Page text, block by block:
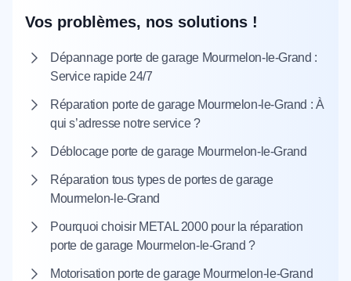
Vos problèmes, nos solutions !
Dépannage porte de garage Mourmelon-le-Grand :
Service rapide 24/7
Réparation porte de garage Mourmelon-le-Grand : À
qui s’adresse notre service ?
Déblocage porte de garage Mourmelon-le-Grand
Réparation tous types de portes de garage
Mourmelon-le-Grand
Pourquoi choisir METAL 2000 pour la réparation
porte de garage Mourmelon-le-Grand ?
Motorisation porte de garage Mourmelon-le-Grand